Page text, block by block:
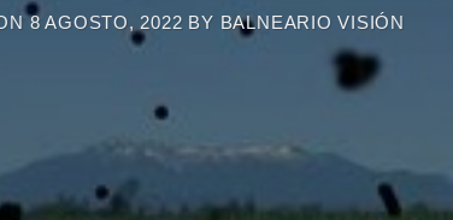
8 AGOSTO, 2022 BY BALNEARIO VISIÓN